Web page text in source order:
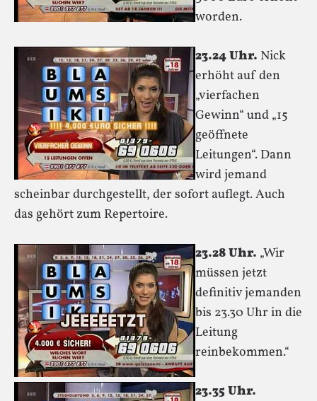
worden.
23.24 Uhr. Nick
erhöht auf den
„vierfachen
Gewinn“ und „15
geöffnete
Leitungen“. Dann
wird jemand
scheinbar durchgestellt, der sofort auflegt. Auch
das gehört zum Repertoire.
23.28 Uhr. „Wir
müssen jetzt
definitiv jemanden
bis 23.30 Uhr in die
Leitung
reinbekommen.“
23.35 Uhr.